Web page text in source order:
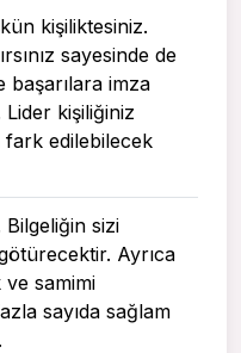
kişiliktesiniz.
sayesinde de
imza
Lider kişiliğiniz
edilebilecek
Bilgeliğin sizi
Ayrıca
ve samimi
sayıda sağlam